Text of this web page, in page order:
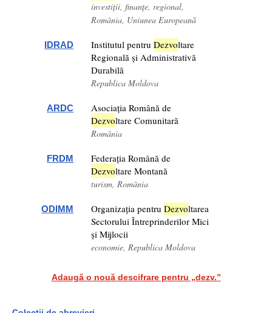
investiții, finanțe, regional,
România, Uniunea Europeană
IDRAD Institutul pentruDezvoltare
Regională și Administrativă
Durabilă
Republica Moldova
ARDC
Asociația Română de
Dezvoltare Comunitară
România
FRDM
Federația Română de
Dezvoltare Montană
turism, România
ODIMM Organizația pentruDezvoltarea
Sectorului Întreprinderilor Mici
și Mijlocii
economie, Republica Moldova
Adaugă o nouă descifrare pentru „dezv.”